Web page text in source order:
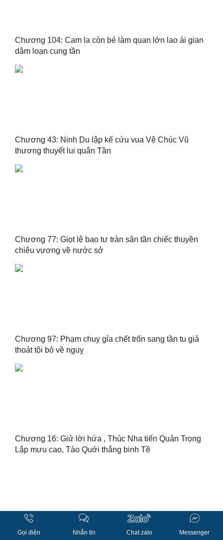
Chương 104: Cam la còn bé làm quan lớn lao ái gian
dâm loạn cung tần
Chương 43: Ninh Du lập kế cứu vua Vệ Chúc Vũ
thương thuyết lui quân Tần
Chương 77: Giọt lệ bao tư tràn sân tần chiếc thuyền
chiêu vương về nước sở
Chương 97: Phạm chuy gỉa chết trốn sang tần tu giả
thoát tội bỏ về nguỵ
Chương 16: Giử lời hứa , Thúc Nha tiến Quản Trọng
Lập mưu cao, Tào Quới thắng binh Tề
Gọi điện Nhắn tin Chat zalo Messenger